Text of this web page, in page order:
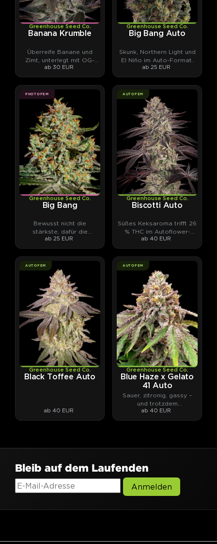
Greenhouse Seed Co.
Banana Krumble
Überreife Banane und
Zimt, unterlegt mit OG-
Sprit.
ab 30 EUR
Greenhouse Seed Co.
Big Bang Auto
Skunk, Northern Light und
El Niño im Auto-Format.
ab 25 EUR
PHOTOFEM
Greenhouse Seed Co.
Big Bang
Bewusst nicht die
stärkste, dafür die
ausgeglichenste.
ab 25 EUR
AUTOFEM
Greenhouse Seed Co.
Biscotti Auto
Süßes Keksaroma trifft 26
% THC im Autoflower-
Format.
ab 40 EUR
AUTOFEM
Greenhouse Seed Co.
Black Toffee Auto
ab 40 EUR
AUTOFEM
Greenhouse Seed Co.
Blue Haze x Gelato
41 Auto
Sauer, zitronig, gassy –
und trotzdem
alltagstauglich.
ab 40 EUR
Bleib auf dem Laufenden
Anmelden